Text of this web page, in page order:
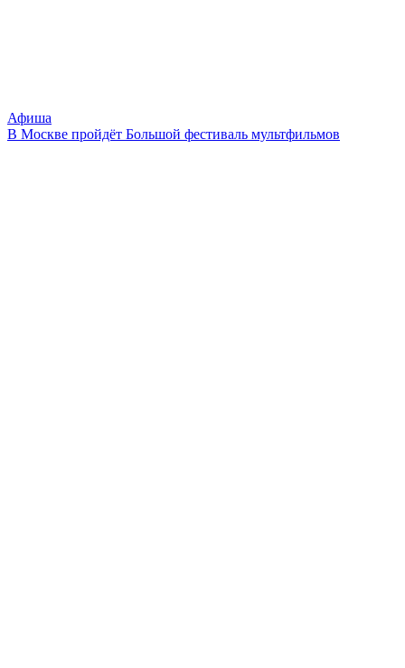
Афиша
В Москве пройдёт Большой фестиваль мультфильмов